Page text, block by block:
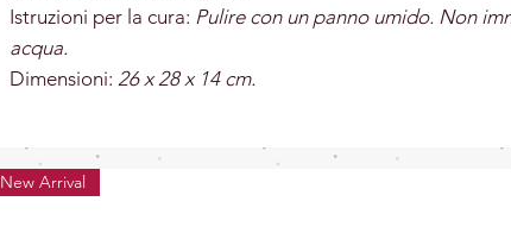
Istruzioni per la cura: Pulire con un panno umido. Non
acqua.
Dimensioni: 26 x 28 x 14 cm.
New Arrival